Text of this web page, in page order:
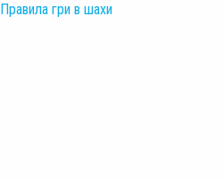
Правила гри в шахи